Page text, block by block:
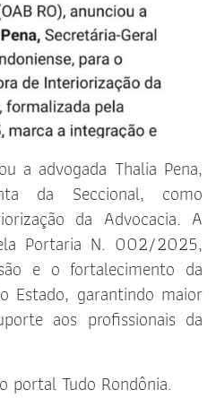
a advogada Thalia Pena,
da Seccional, como
da Advocacia. A
Portaria N. 002/2025,
e o fortalecimento da
Estado, garantindo maior
aos profissionais da
portal Tudo Rondônia.